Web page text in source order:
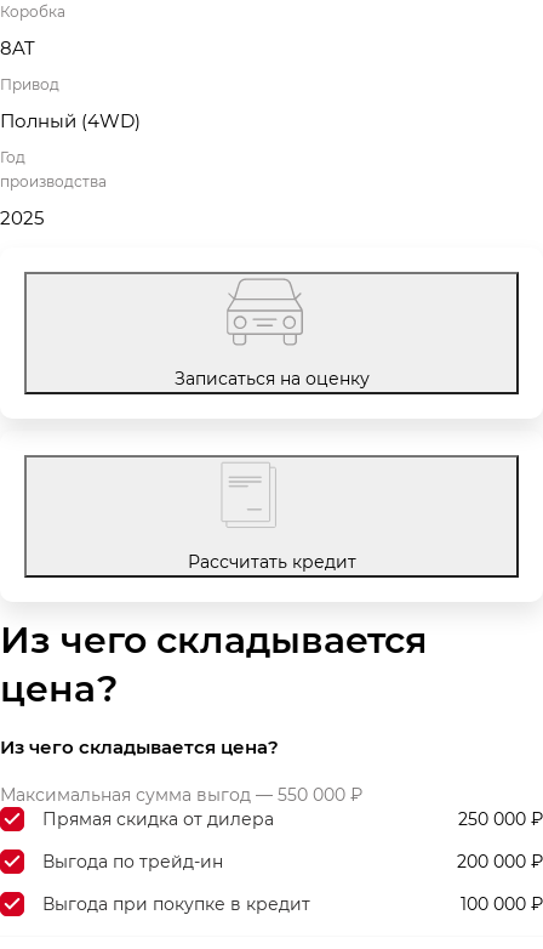
Коробка
8AT
Привод
Полный (4WD)
Год
производства
2025
Записаться на оценку
Рассчитать кредит
Из чего складывается
цена?
Из чего складывается цена?
Максимальная сумма выгод — 550 000 ₽
Прямая скидка от дилера
250 000 ₽
Выгода по трейд-ин
200 000 ₽
Выгода при покупке в кредит
100 000 ₽